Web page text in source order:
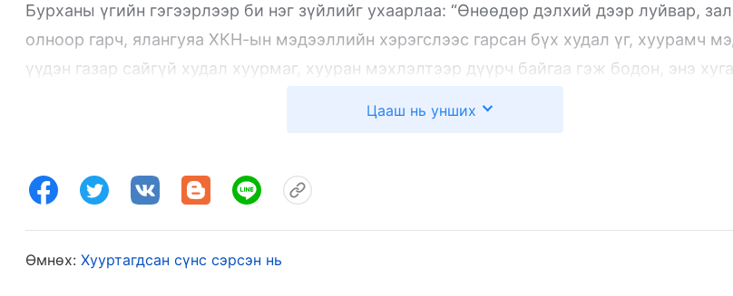
Бурханы үгийн гэгээрлээр би нэг зүйлийг ухаарлаа: “Өнөөдөр дэлхий дээр луйвар,
олноор гарч, ялангуяа ХКН-ын мэдээллийн хэрэгслээс гарсан бүх худал үг, хуурамч
үүдэн газар сайгүй худал хуурмаг, хууран мэхлэлтээр дүүрч байгаа гэж бодон, энэ
ойлгоно гэж би бодож явлаа. Харамсалтай нь манай нөхөр интернэтэд бичээтэй цуу
Бурханд итгэх итгэл минь жинхэнэ эсэх, Сатаны дайралтад өртөх үедээ үнэн замыг
Цааш нь унших
Өмнөх: Хууртагдсан сүнс сэрсэн нь